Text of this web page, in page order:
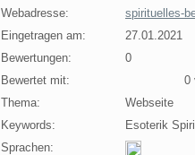
Webadresse:
spirituelles-
Eingetragen am:
27.01.2021
Bewertungen:
0
Bewertet mit:
0
Thema:
Webseite
Keywords:
Esoterik
Sprachen: